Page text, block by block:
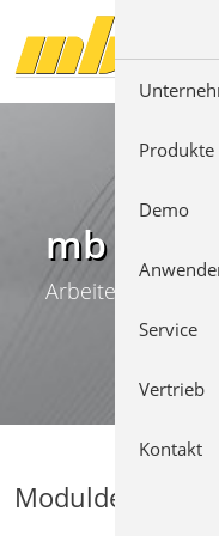
Direkt zur Hauptnavigation
Direkt zum Inhalt springen
mb
Arbeiten mit
Moduldetails
Produkte
Demo
Service
Vertrieb
Kontakt